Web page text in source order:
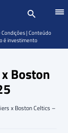
Boston
x Boston Celtics –
| Conteúdo
é investimento